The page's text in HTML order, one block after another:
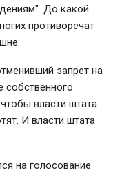
До какой
противоречат
запрет на
собственного
власти штата
И власти штата
на голосование